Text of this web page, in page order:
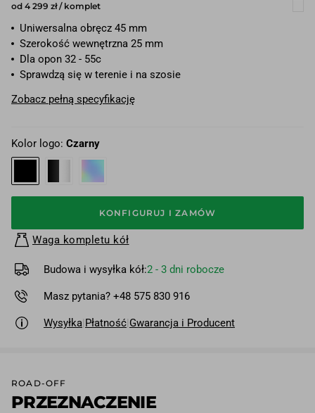
od 4 299 zł / komplet
Uniwersalna obręcz 45 mm
Szerokość wewnętrzna 25 mm
Dla opon 32 - 55c
Sprawdzą się w terenie i na szosie
Zobacz pełną specyfikację
Kolor logo: Czarny
KONFIGURUJ I ZAMÓW
Waga kompletu kół
Budowa i wysyłka kół:2 - 3 dni robocze
Masz pytania? +48 575 830 916
Wysyłka|Płatność|Gwarancja i Producent
ROAD-OFF
PRZEZNACZENIE